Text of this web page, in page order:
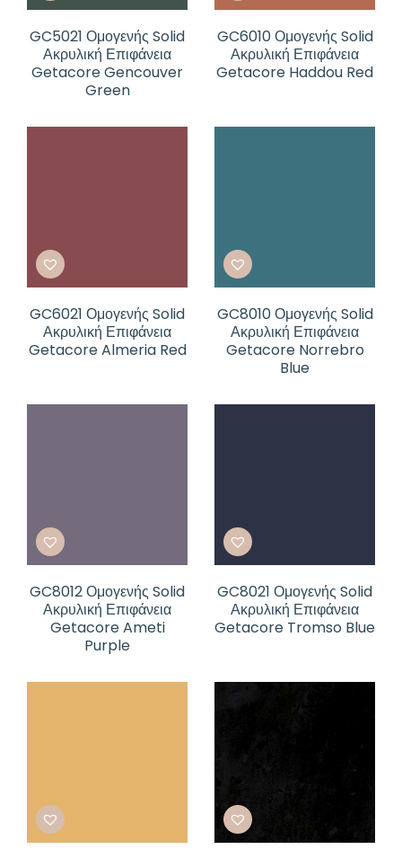
GC5021 Ομογενής Solid
Ακρυλική Επιφάνεια
Getacore Gencouver
Green
GC6010 Ομογενής Solid
Ακρυλική Επιφάνεια
Getacore Haddou Red
GC6021 Ομογενής Solid
Ακρυλική Επιφάνεια
Getacore Almeria Red
GC8010 Ομογενής Solid
Ακρυλική Επιφάνεια
Getacore Norrebro
Blue
GC8012 Ομογενής Solid
Ακρυλική Επιφάνεια
Getacore Ameti
Purple
GC8021 Ομογενής Solid
Ακρυλική Επιφάνεια
Getacore Tromso Blue